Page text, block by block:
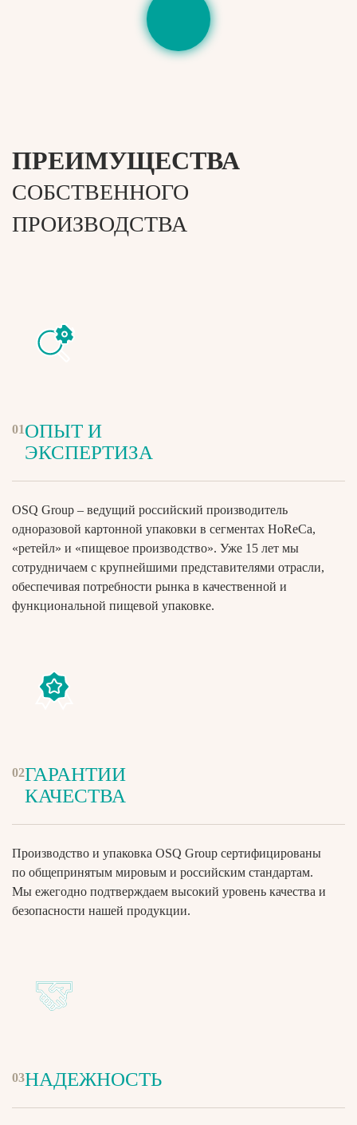
ПРЕИМУЩЕСТВА
СОБСТВЕННОГО
ПРОИЗВОДСТВА
01ОПЫТ И
ЭКСПЕРТИЗА
OSQ Group – ведущий российский производитель
одноразовой картонной упаковки в сегментах HoReCa,
«ретейл» и «пищевое производство». Уже 15 лет мы
сотрудничаем с крупнейшими представителями отрасли,
обеспечивая потребности рынка в качественной и
функциональной пищевой упаковке.
02ГАРАНТИИ
КАЧЕСТВА
Производство и упаковка OSQ Group сертифицированы
по общепринятым мировым и российским стандартам.
Мы ежегодно подтверждаем высокий уровень качества и
безопасности нашей продукции.
03НАДЕЖНОСТЬ